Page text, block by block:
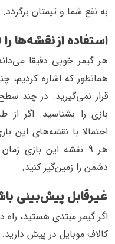
به نفع شما و تیمتان برگردد.
استفاده از نقشه‌ها
هر گیمر خوبی دقیقا
همانطور که اشاره کردیم،
قرار نمی‌گیرید. در چند
احتمالا با نقشه‌های این
هر 9 نقشه این بازی
دشمن را زمین‌گیر کنید.
غیرقابل پیش‌بینی
اگر گیمر مبتدی هستید،
کالاف موبایل در پیش